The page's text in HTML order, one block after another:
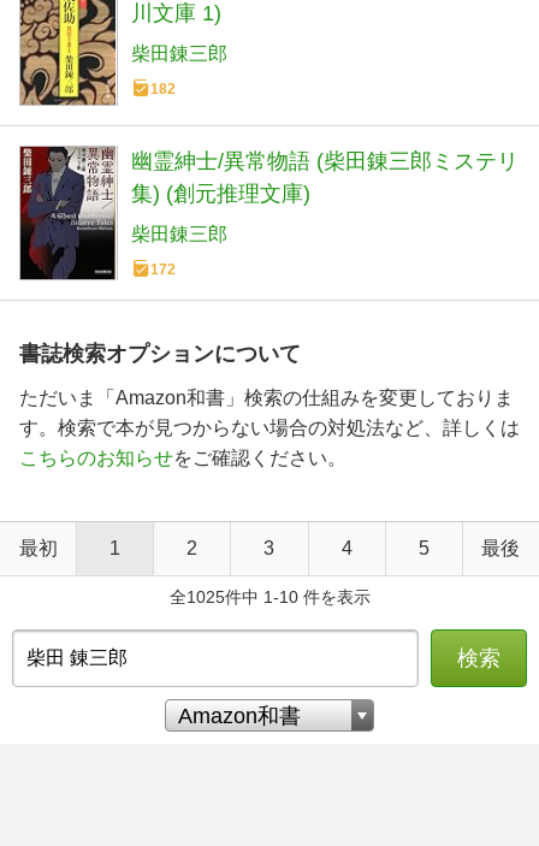
川文庫 1)
柴田錬三郎
182
幽霊紳士/異常物語 (柴田錬三郎ミステリ
集) (創元推理文庫)
柴田錬三郎
172
書誌検索オプションについて
ただいま「Amazon和書」検索の仕組みを変更しておりま
す。検索で本が見つからない場合の対処法など、詳しくは
こちらのお知らせをご確認ください。
最初 1 2 3 4 5 最後
全1025件中 1-10 件を表示
検索